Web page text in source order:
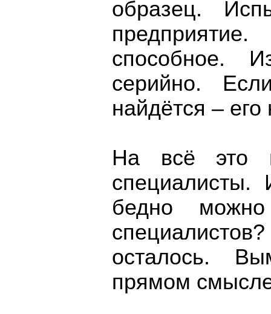
образец.
способное.
серийно.
найдëтся –
На всë это
бедно
осталось.
прямом